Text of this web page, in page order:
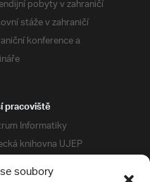
soubory
pobyty v zahraničí
stáže v zahraničí
konference a
pracoviště
Informatiky
knihovna UJEP
kolejí a menz